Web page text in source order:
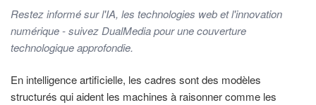
Restez informé sur l'IA, les technologies web et l'innovation
numérique - suivez DualMedia pour une couverture
technologique approfondie.
En intelligence artificielle, les cadres sont des modèles
structurés qui aident les machines à raisonner comme les